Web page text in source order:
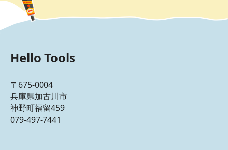
Hello Tools
〒675-0004
兵庫県加古川市
神野町福留459
079-497-7441